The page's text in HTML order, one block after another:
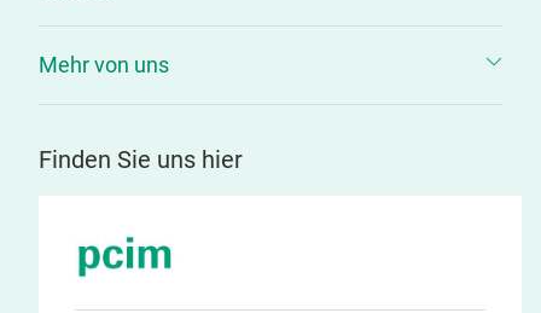
Mehr von uns
Finden Sie uns hier